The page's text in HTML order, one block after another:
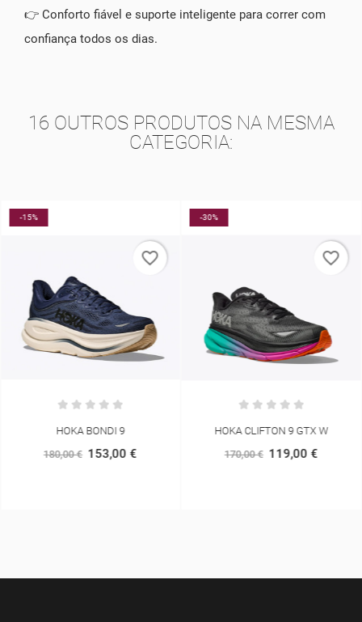
👉 Conforto fiável e suporte inteligente para correr com
confiança todos os dias.
16 OUTROS PRODUTOS NA MESMA
CATEGORIA:
-15%
HOKA BONDI 9
180,00 € 153,00 €
favorite_border
-30%
HOKA CLIFTON 9 GTX W
170,00 € 119,00 €
favorite_border